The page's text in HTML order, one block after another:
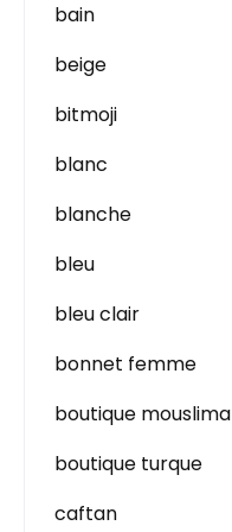
bain
beige
bitmoji
blanc
blanche
bleu
bleu clair
bonnet femme
boutique mouslima
boutique turque
caftan